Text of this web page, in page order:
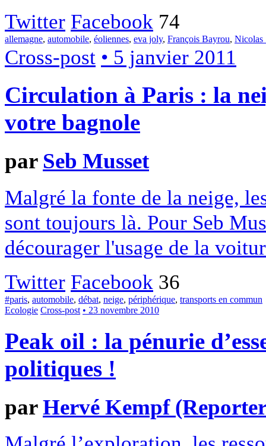
Twitter Facebook 74
allemagne, automobile, éoliennes, eva joly, François Bayrou, Nicolas
Cross-post • 5 janvier 2011
Circulation à Paris : la
votre bagnole
par Seb Musset
Malgré la fonte de la neige,
sont toujours là. Pour Seb
décourager l'usage de la
Twitter Facebook 36
#paris, automobile, débat, neige, périphérique, transports en commun
Ecologie Cross-post • 23 novembre 2010
Peak oil : la pénurie
politiques !
parHervé Kempf